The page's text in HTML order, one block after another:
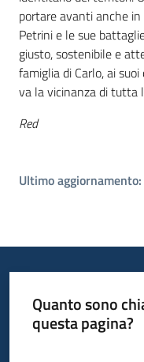
portare avanti anche in
Petrini e le sue
giusto, sostenibile e
famiglia di Carlo, ai
va la vicinanza di tutta
Red
Ultimo aggiornamento:
Quanto sono
questa pagina?